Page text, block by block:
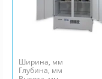
Ширина, мм
Глубина, мм